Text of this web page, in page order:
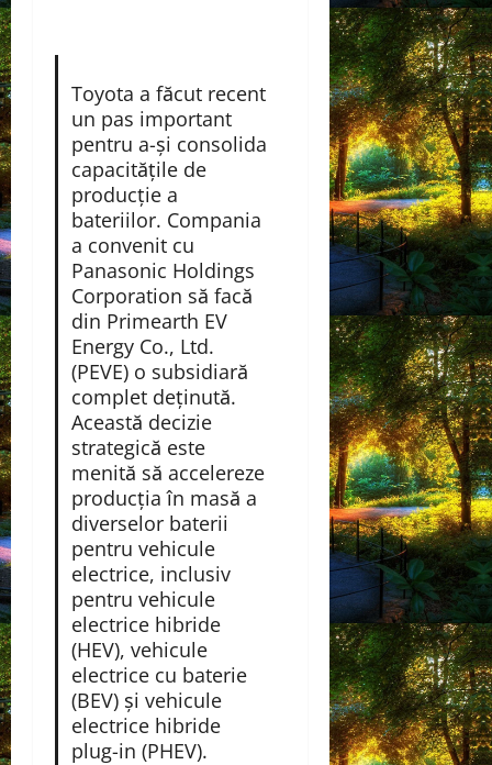
Toyota a făcut recent
un pas important
pentru a-și consolida
capacitățile de
producție a
bateriilor. Compania
a convenit cu
Panasonic Holdings
Corporation să facă
din Primearth EV
Energy Co., Ltd.
(PEVE) o subsidiară
complet deținută.
Această decizie
strategică este
menită să accelereze
producția în masă a
diverselor baterii
pentru vehicule
electrice, inclusiv
pentru vehicule
electrice hibride
(HEV), vehicule
electrice cu baterie
(BEV) și vehicule
electrice hibride
plug-in (PHEV).